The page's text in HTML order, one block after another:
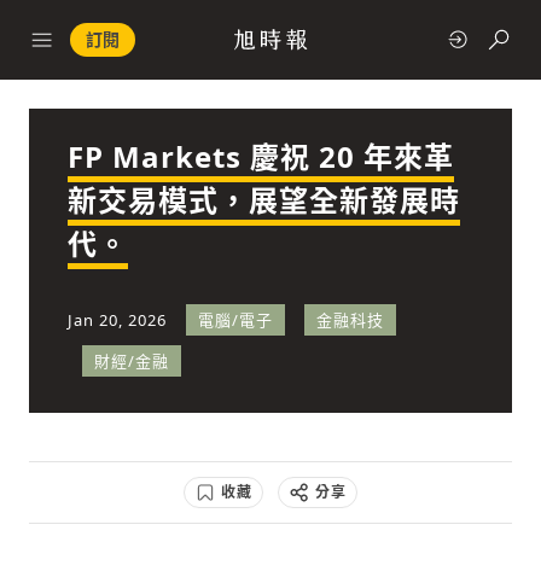
訂閱
快速連結
政治
經濟
科技
FP Markets 慶祝 20 年來革
新交易模式，展望全新發展時
代。
Jan 20, 2026 電腦/電子
金融科技
財經/金融
收藏 分享